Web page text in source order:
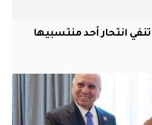
انتحار أحد منتسبيها